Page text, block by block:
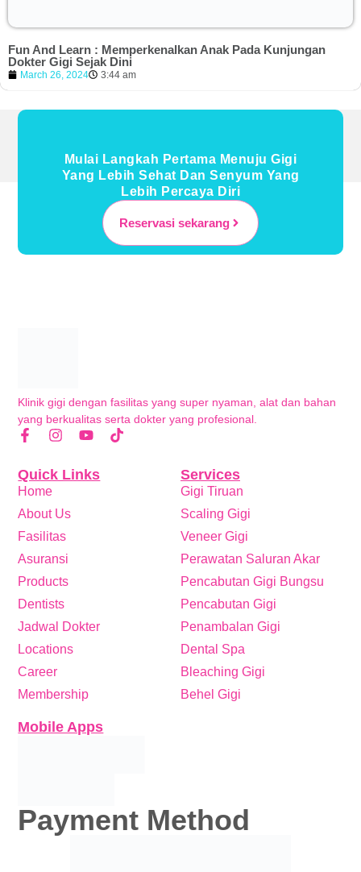
Fun And Learn : Memperkenalkan Anak Pada Kunjungan
Dokter Gigi Sejak Dini
March 26, 2024 3:44 am
Mulai Langkah Pertama Menuju Gigi
Yang Lebih Sehat Dan Senyum Yang
Lebih Percaya Diri
Reservasi sekarang
Klinik gigi dengan fasilitas yang super nyaman, alat dan bahan
yang berkualitas serta dokter yang profesional.
Services
Gigi Tiruan
Scaling Gigi
Veneer Gigi
Perawatan Saluran Akar
Pencabutan Gigi Bungsu
Pencabutan Gigi
Penambalan Gigi
Dental Spa
Bleaching Gigi
Behel Gigi
Quick Links
Home
About Us
Fasilitas
Asuransi
Products
Dentists
Jadwal Dokter
Locations
Career
Membership
Mobile Apps
Payment Method